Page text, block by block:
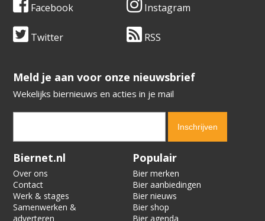
Facebook Instagram
Twitter RSS
​​​​​​​Meld je aan voor onze nieuwsbrief
Wekelijks biernieuws en acties in je mail
Verification code:
Biernet.nl
Over ons
Contact
Werk & stages
Samenwerken &
adverteren
Populair
Bier merken
Bier aanbiedingen
Bier nieuws
Bier shop
Bier agenda